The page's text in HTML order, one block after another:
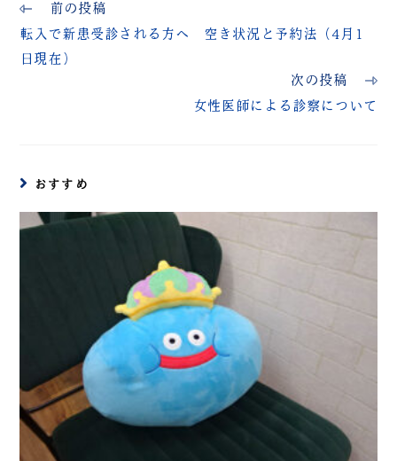
前の投稿
転入で新患受診される方へ 空き状況と予約法（4月1
日現在）
次の投稿
女性医師による診察について
おすすめ